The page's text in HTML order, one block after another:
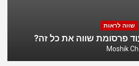
שווה לראות
פרסומת שווה את כל זה?
Moshik